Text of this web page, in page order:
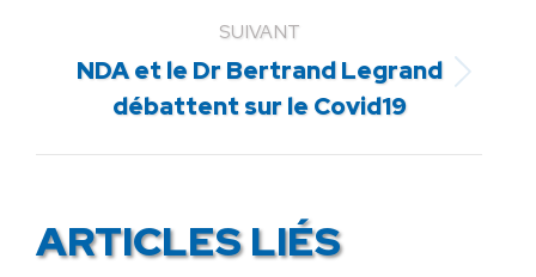
SUIVANT
Article
suivant
NDA et le Dr Bertrand Legrand
débattent sur le Covid19
ARTICLES LIÉS